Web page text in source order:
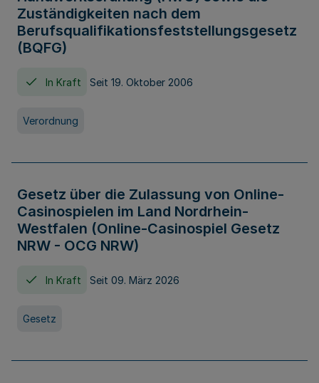
Zuständigkeiten nach dem
Berufsqualifikationsfeststellungsgesetz
(BQFG)
In Kraft Seit 19. Oktober 2006
Verordnung
Gesetz über die Zulassung von Online-
Casinospielen im Land Nordrhein-
Westfalen (Online-Casinospiel Gesetz
NRW - OCG NRW)
In Kraft Seit 09. März 2026
Gesetz